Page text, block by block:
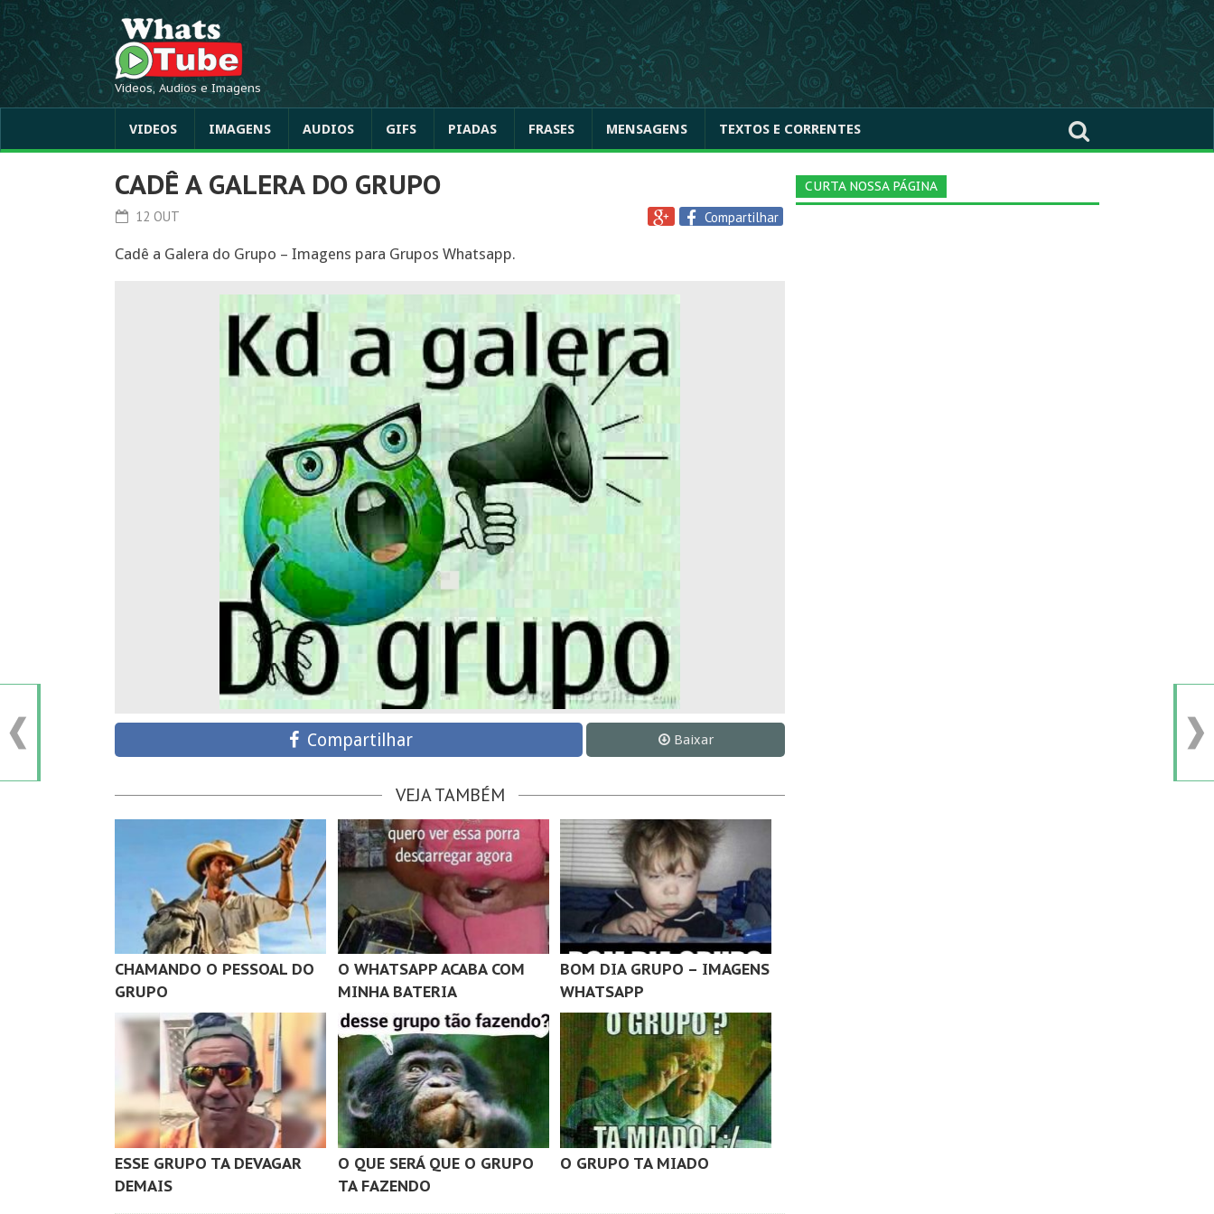
Videos, Audios e Imagens
VIDEOS IMAGENS AUDIOS GIFS PIADAS FRASES MENSAGENS TEXTOS E CORRENTES
CADÊ A GALERA DO GRUPO
12 OUT Compartilhar
Cadê a Galera do Grupo – Imagens para Grupos Whatsapp.
Compartilhar Baixar
VEJA TAMBÉM
CHAMANDO O PESSOAL DO
GRUPO
O WHATSAPP ACABA COM
MINHA BATERIA
BOM DIA GRUPO – IMAGENS
WHATSAPP
ESSE GRUPO TA DEVAGAR
DEMAIS
O QUE SERÁ QUE O GRUPO
TA FAZENDO
O GRUPO TA MIADO
CURTA NOSSA PÁGINA